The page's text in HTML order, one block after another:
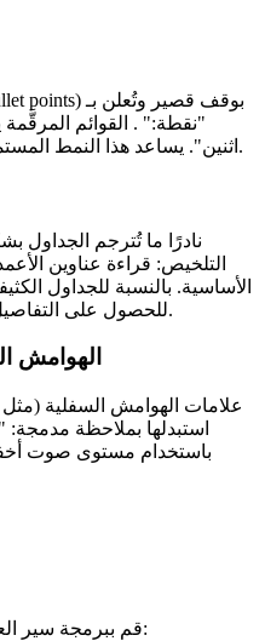
"نقطة:" . القوائم
اثنين". يساعد هذا النمط المستمعين على تتبع التجميعات المنطقية.
نادرًا ما تُترجم الجداول
التلخيص: قراءة عناوين
الأساسية. بالنسبة للجداول
المستمعين مراجعة PDF للحصول على التفاصيل الكاملة.
4.4
علامات الهوامش السفلية (مثل
استبدلها بملاحظة
باستخدام مستوى صوت
إذا كان لديك عدة ملفات PDF، قم ببرمجة سير العمل: